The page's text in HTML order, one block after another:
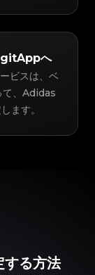
へ
ビスは、ベ
て、Adidas
ます。
る方法